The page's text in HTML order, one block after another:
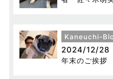
Kaneuchi-
2024/12/28
年末のご挨